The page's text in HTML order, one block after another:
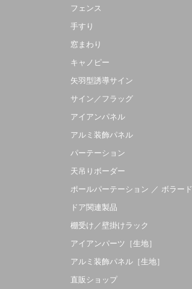
フェンス
手すり
窓まわり
キャノピー
矢羽型誘導サイン
サイン／フラッグ
アイアンパネル
アルミ装飾パネル
パーテーション
天吊りボーダー
ポールパーテーション ／ ボラード
ドア関連製品
棚受け／壁掛けラック
アイアンパーツ［生地］
アルミ装飾パネル［生地］
直販ショップ